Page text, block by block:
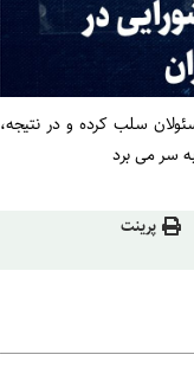
سلب کرده و در نتیجه،
سر می برد
پرینت